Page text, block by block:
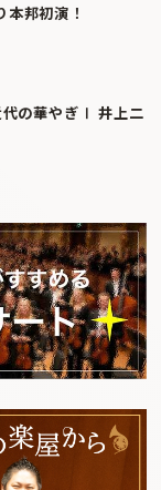
邦初演！
代の華やぎⅠ 井上二